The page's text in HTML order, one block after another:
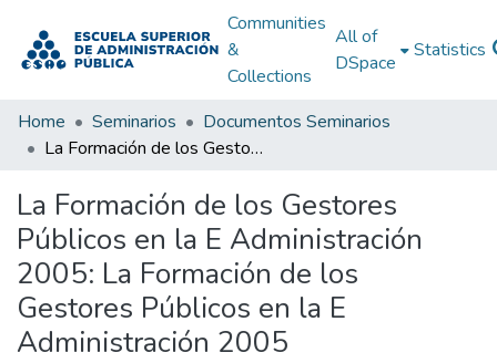
Communities
&
Collections
All of
DSpace
Statistics
Home Seminarios
Documentos Seminarios
La Formación de los Gestores Públicos en la E Administración 2005: La Formación de los Gestores Públicos en la E Administración 2005
La Formación de los Gestores
Públicos en la E Administración
2005: La Formación de los
Gestores Públicos en la E
Administración 2005